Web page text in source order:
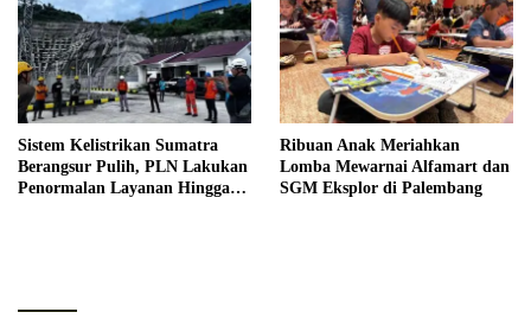
Sistem Kelistrikan Sumatra
Berangsur Pulih, PLN Lakukan
Penormalan Layanan Hingga
Ribuan Anak Meriahkan
Lomba Mewarnai Alfamart dan
SGM Eksplor di Palembang